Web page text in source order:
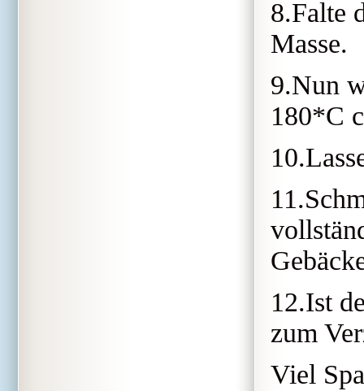
8.Falte
Masse.
9.Nun
180*C
12.Ist
zum
Viel